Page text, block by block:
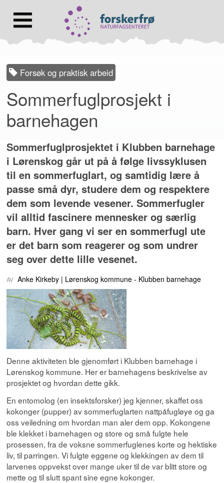
Hovedmeny
til
forsiden
Forsøk og praktisk arbeid
Sommerfuglprosjekt i
barnehagen
Sommerfuglprosjektet i Klubben barnehage
i Lørenskog går ut på å følge livssyklusen
til en sommerfuglart, og samtidig lære å
passe små dyr, studere dem og respektere
dem som levende vesener. Sommerfugler
vil alltid fascinere mennesker og særlig
barn. Hver gang vi ser en sommerfugl ute
er det barn som reagerer og som undrer
seg over dette lille vesenet.
Anke Kirkeby Lørenskog kommune - Klubben barnehage
Denne aktiviteten ble gjenomført i Klubben barnehage i
Lørenskog kommune. Her er barnehagens beskrivelse av
prosjektet og hvordan dette gikk.
En entomolog (en insektsforsker) jeg kjenner, skaffet oss
kokonger (pupper) av sommerfuglarten nattpåfugløye og ga
oss veiledning om hvordan man aler dem opp. Kokongene
ble klekket i barnehagen og store og små fulgte hele
prosessen, fra de voksne sommerfuglenes korte og hektiske
liv, til parringen. Vi fulgte eggene og klekkingen av dem til
larvenes oppvekst over mange uker til de var blitt store og
mette og til slutt spant sine egne kokonger.